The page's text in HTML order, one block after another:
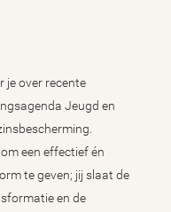
je over recente
Jeugd en
een effectief én
te geven; jij slaat de
en de